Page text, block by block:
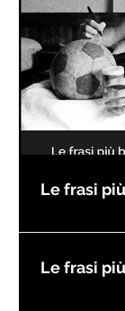
Le frasi
Le frasi